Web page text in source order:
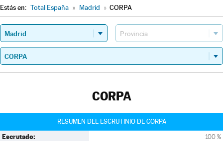
Estás en: Total España » Madrid » CORPA
CORPA
RESUMEN DEL ESCRUTINIO DE CORPA
Escrutado: 100 %